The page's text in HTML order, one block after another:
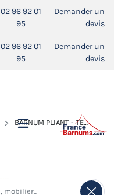
02 96 92 01
95
Demander un
devis
02 96 92 01
95
Demander un
devis
BARNUM PLIANT - TENTE ACIER PADDOCK 3MX4,5M BEIGE AVEC PORTE - PACK 4 CLOISONS